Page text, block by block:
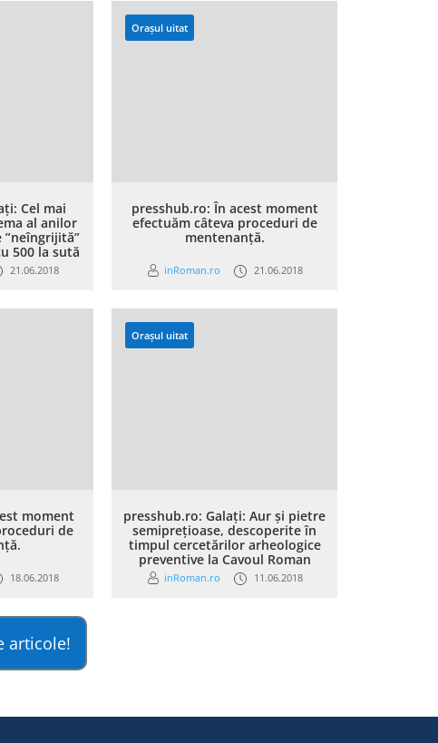
Cel mai
al anilor
”neîngrijită”
500 la sută
21.06.2018
Orașul uitat
presshub.ro: În acest moment
efectuăm câteva proceduri de
mentenanță.
inRoman.ro 21.06.2018
moment
de
18.06.2018
Orașul uitat
presshub.ro: Galaţi: Aur şi pietre
semipreţioase, descoperite în
timpul cercetărilor arheologice
preventive la Cavoul Roman
inRoman.ro 11.06.2018
articole!